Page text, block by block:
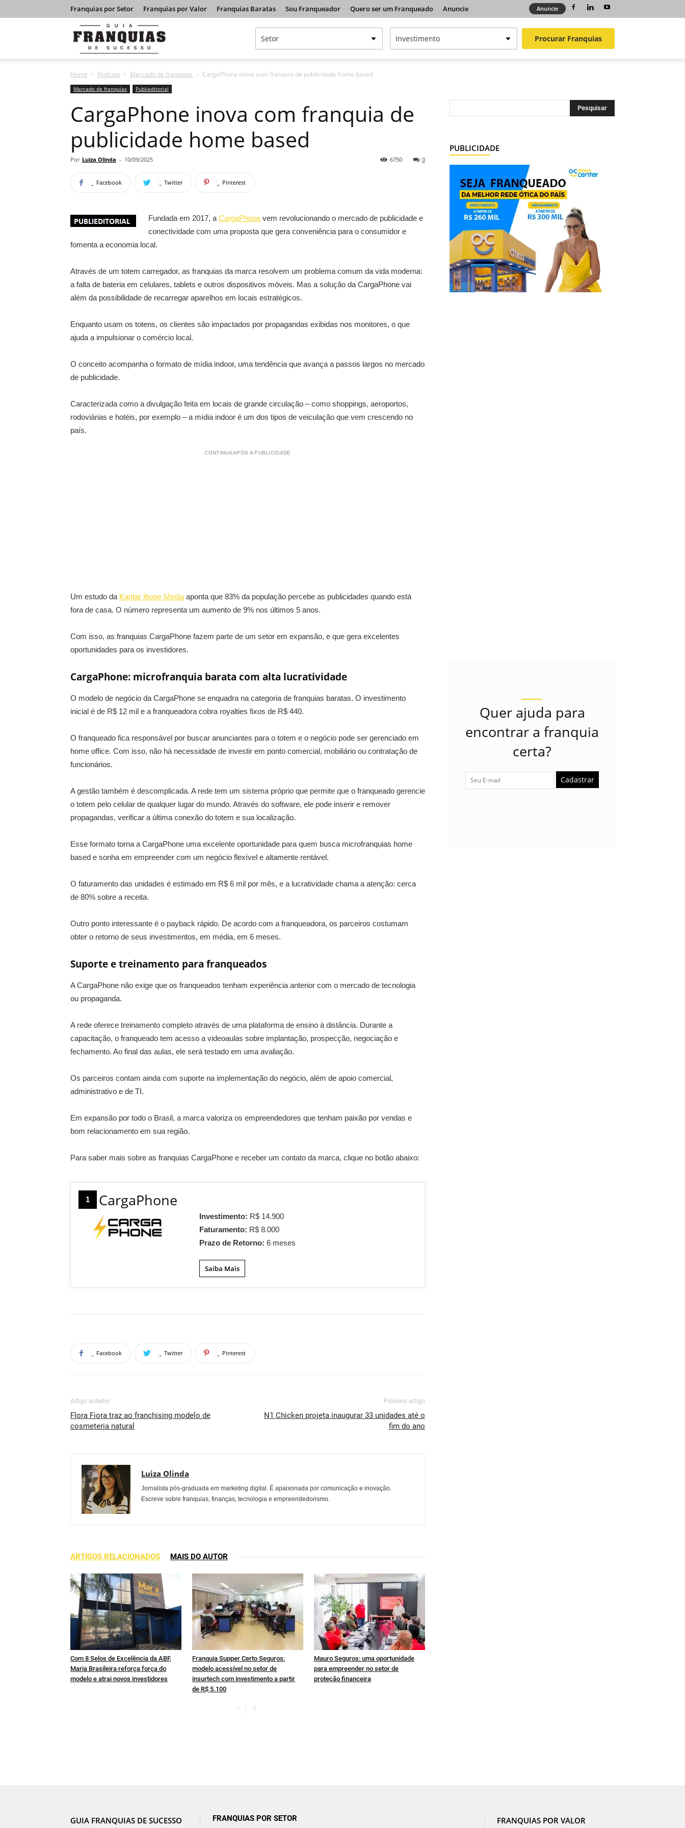
Franquias por Setor Franquias por Valor Franquias Baratas Sou Franqueador Quero ser um Franqueado Anuncie Anuncie
Franquias
Procurar Franquias
Home Notícias Mercado de franquias CargaPhone inova com franquia de publicidade home based
Mercado de franquias Publieditorial
CargaPhone inova com franquia de
publicidade home based
Por Luiza Olinda - 10/09/2025 0
6750
Facebook Twitter Pinterest
Fundada em 2017, a CargaPhone vem revolucionando o mercado de publicidade e
conectividade com uma proposta que gera conveniência para o consumidor e
fomenta a economia local.
Através de um totem carregador, as franquias da marca resolvem um problema comum da vida moderna:
a falta de bateria em celulares, tablets e outros dispositivos móveis. Mas a solução da CargaPhone vai
além da possibilidade de recarregar aparelhos em locais estratégicos.
Enquanto usam os totens, os clientes são impactados por propagandas exibidas nos monitores, o que
ajuda a impulsionar o comércio local.
O conceito acompanha o formato de mídia indoor, uma tendência que avança a passos largos no mercado
de publicidade.
Caracterizada como a divulgação feita em locais de grande circulação – como shoppings, aeroportos,
rodoviárias e hotéis, por exemplo – a mídia indoor é um dos tipos de veiculação que vem crescendo no
país.
CONTINUA APÓS A PUBLICIDADE
Um estudo da Kantar Ibope Media aponta que 83% da população percebe as publicidades quando está
fora de casa. O número representa um aumento de 9% nos últimos 5 anos.
Com isso, as franquias CargaPhone fazem parte de um setor em expansão, e que gera excelentes
oportunidades para os investidores.
CargaPhone: microfranquia barata com alta lucratividade
O modelo de negócio da CargaPhone se enquadra na categoria de franquias baratas. O investimento
inicial é de R$ 12 mil e a franqueadora cobra royalties fixos de R$ 440.
O franqueado fica responsável por buscar anunciantes para o totem e o negócio pode ser gerenciado em
home office. Com isso, não há necessidade de investir em ponto comercial, mobiliário ou contratação de
funcionários.
A gestão também é descomplicada. A rede tem um sistema próprio que permite que o franqueado gerencie
o totem pelo celular de qualquer lugar do mundo. Através do software, ele pode inserir e remover
propagandas, verificar a última conexão do totem e sua localização.
Esse formato torna a CargaPhone uma excelente oportunidade para quem busca microfranquias home
based e sonha em empreender com um negócio flexível e altamente rentável.
O faturamento das unidades é estimado em R$ 6 mil por mês, e a lucratividade chama a atenção: cerca
de 80% sobre a receita.
Outro ponto interessante é o payback rápido. De acordo com a franqueadora, os parceiros costumam
obter o retorno de seus investimentos, em média, em 6 meses.
Suporte e treinamento para franqueados
A CargaPhone não exige que os franqueados tenham experiência anterior com o mercado de tecnologia
ou propaganda.
A rede oferece treinamento completo através de uma plataforma de ensino à distância. Durante a
capacitação, o franqueado tem acesso a videoaulas sobre implantação, prospecção, negociação e
fechamento. Ao final das aulas, ele será testado em uma avaliação.
Os parceiros contam ainda com suporte na implementação do negócio, além de apoio comercial,
administrativo e de TI.
Em expansão por todo o Brasil, a marca valoriza os empreendedores que tenham paixão por vendas e
bom relacionamento em sua região.
Para saber mais sobre as franquias CargaPhone e receber um contato da marca, clique no botão abaixo:
1 CargaPhone
Investimento: R$ 14.900
Faturamento: R$ 8.000
Prazo de Retorno:6 meses
Saiba Mais
Facebook Twitter Pinterest
Artigo anterior
Flora Fiora traz ao franchising modelo de
cosmeteria natural
Próximo artigo
N1 Chicken projeta inaugurar 33 unidades até o
fim do ano
Luiza Olinda
Jornalista pós-graduada em marketing digital. É apaixonada por comunicação e inovação.
Escreve sobre franquias, finanças, tecnologia e empreendedorismo.
ARTIGOS RELACIONADOS MAIS DO AUTOR
Com 8 Selos de Excelência da ABF,
Maria Brasileira reforça força do
modelo e atrai novos investidores
Franquia Supper Certo Seguros:
modelo acessível no setor de
insurtech com investimento a partir
de R$ 5.100
Mauro Seguros: uma oportunidade
para empreender no setor de
proteção financeira
PUBLICIDADE
Quer ajuda para
encontrar a franquia
certa?
Cadastrar
GUIA FRANQUIAS DE SUCESSO FRANQUIAS POR SETOR FRANQUIAS POR VALOR